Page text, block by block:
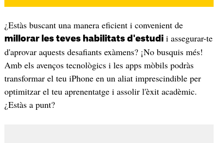
¿Estàs buscant una manera eficient i convenient de
millorar les teves habilitats d'estudii assegurar-te
d'aprovar aquests desafiants exàmens? ¡No busquis més!
Amb els avenços tecnològics i les apps mòbils podràs
transformar el teu iPhone en un aliat imprescindible per
optimitzar el teu aprenentatge i assolir l'èxit acadèmic.
¿Estàs a punt?